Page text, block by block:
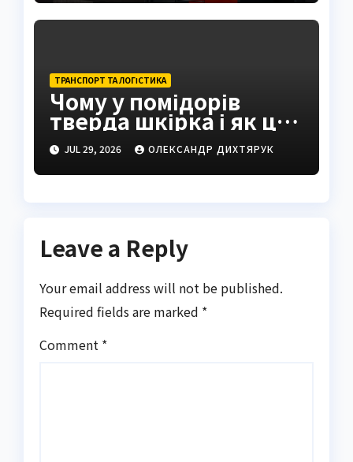
ТРАНСПОРТ ТА ЛОГІСТИКА
Чому у помідорів
тверда шкірка і як це
виправити
JUL 29, 2026 ОЛЕКСАНДР ДИХТЯРУК
Leave a Reply
Your email address will not be published.
Required fields are marked *
Comment *